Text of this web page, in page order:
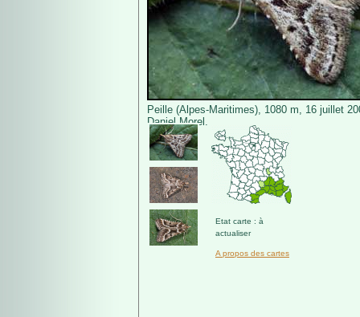
Peille (Alpes-Maritimes), 1080 m, 16 juillet
Daniel Morel.
Etat carte : à
actualiser
A propos des cartes